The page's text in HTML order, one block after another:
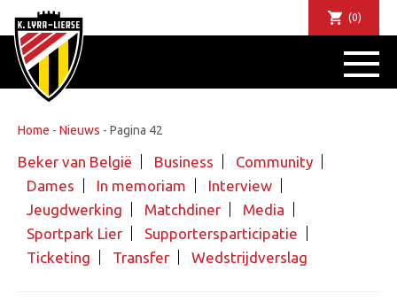
(0)
Home - Nieuws - Pagina 42
Beker van België Business
Community
Dames
In memoriam
Interview
Jeugdwerking
Matchdiner
Media
Sportpark Lier
Supportersparticipatie
Ticketing
Transfer Wedstrijdverslag
DE